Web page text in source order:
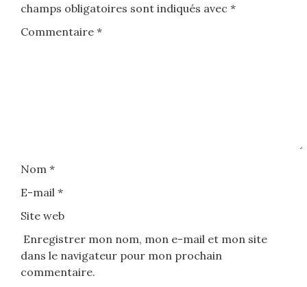
champs obligatoires sont indiqués avec *
Commentaire *
Nom *
E-mail *
Site web
Enregistrer mon nom, mon e-mail et mon site
dans le navigateur pour mon prochain
commentaire.